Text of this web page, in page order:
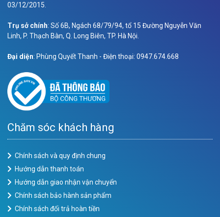
03/12/2015.
Trụ sở chính: Số 6B, Ngách 68/79/94, tổ 15 Đường Nguyễn Văn
Linh, P. Thạch Bàn, Q. Long Biên, TP. Hà Nội.
Đại diện: Phùng Quyết Thanh - Điện thoại: 0947.674.668
Chăm sóc khách hàng
Chính sách và quy định chung
Hướng dẫn thanh toán
Hướng dẫn giao nhận vận chuyển
Chính sách bảo hành sản phẩm
Chính sách đổi trả hoàn tiền